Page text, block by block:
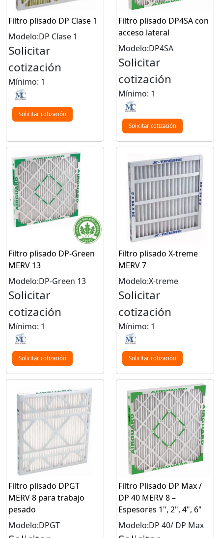
Filtro plisado DP Clase 1
Modelo:DP Clase 1
Solicitar
cotización
Mínimo: 1
Solicitar cotización
Filtro plisado DP4SA con
acceso lateral
Modelo:DP4SA
Solicitar
cotización
Mínimo: 1
Solicitar cotización
Filtro plisado DP-Green
MERV 13
Modelo:DP-Green 13
Solicitar
cotización
Mínimo: 1
Solicitar cotización
Filtro plisado X-treme
MERV 7
Modelo:X-treme
Solicitar
cotización
Mínimo: 1
Solicitar cotización
Filtro plisado DPGT
MERV 8 para trabajo
pesado
Modelo:DPGT
Filtro Plisado DP Max /
DP 40 MERV 8 –
Espesores 1", 2", 4", 6"
Modelo:DP 40/ DP Max